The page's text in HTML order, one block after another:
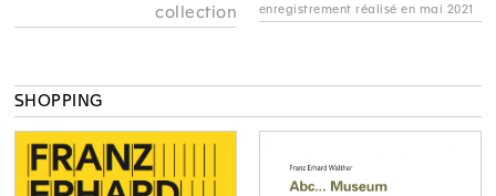
collection
enregistrement réalisé en mai 2021
SHOPPING